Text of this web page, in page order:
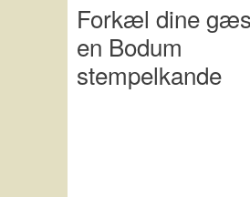
Forkæl dine
en Bodum
stempelkande